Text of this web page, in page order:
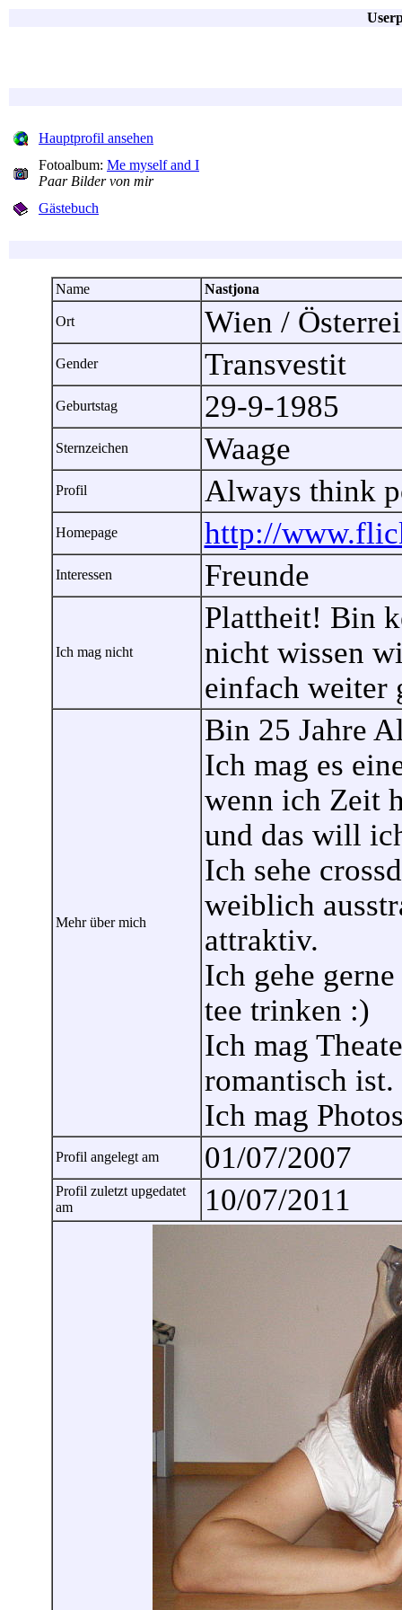
Hauptprofil ansehen
Fotoalbum: Me myself and I
Paar Bilder von mir
Gästebuch
Name Nastjona
Ort Wien /
Gender Transvestit
Geburtstag 29-9-1985
Sternzeichen Waage
Profil Always think
Homepage http://
Interessen Freunde
Ich mag nicht
Plattheit! Bin
nicht wissen
einfach weiter
Mehr über mich
Bin 25 Jahre
Ich mag es
wenn ich Zeit
und das will
Ich sehe
weiblich
attraktiv.
Ich gehe
tee trinken :)
Ich mag
romantisch ist.
Ich mag
Profil angelegt am 01/07/2007
Profil zuletzt upgedatet
am
10/07/2011